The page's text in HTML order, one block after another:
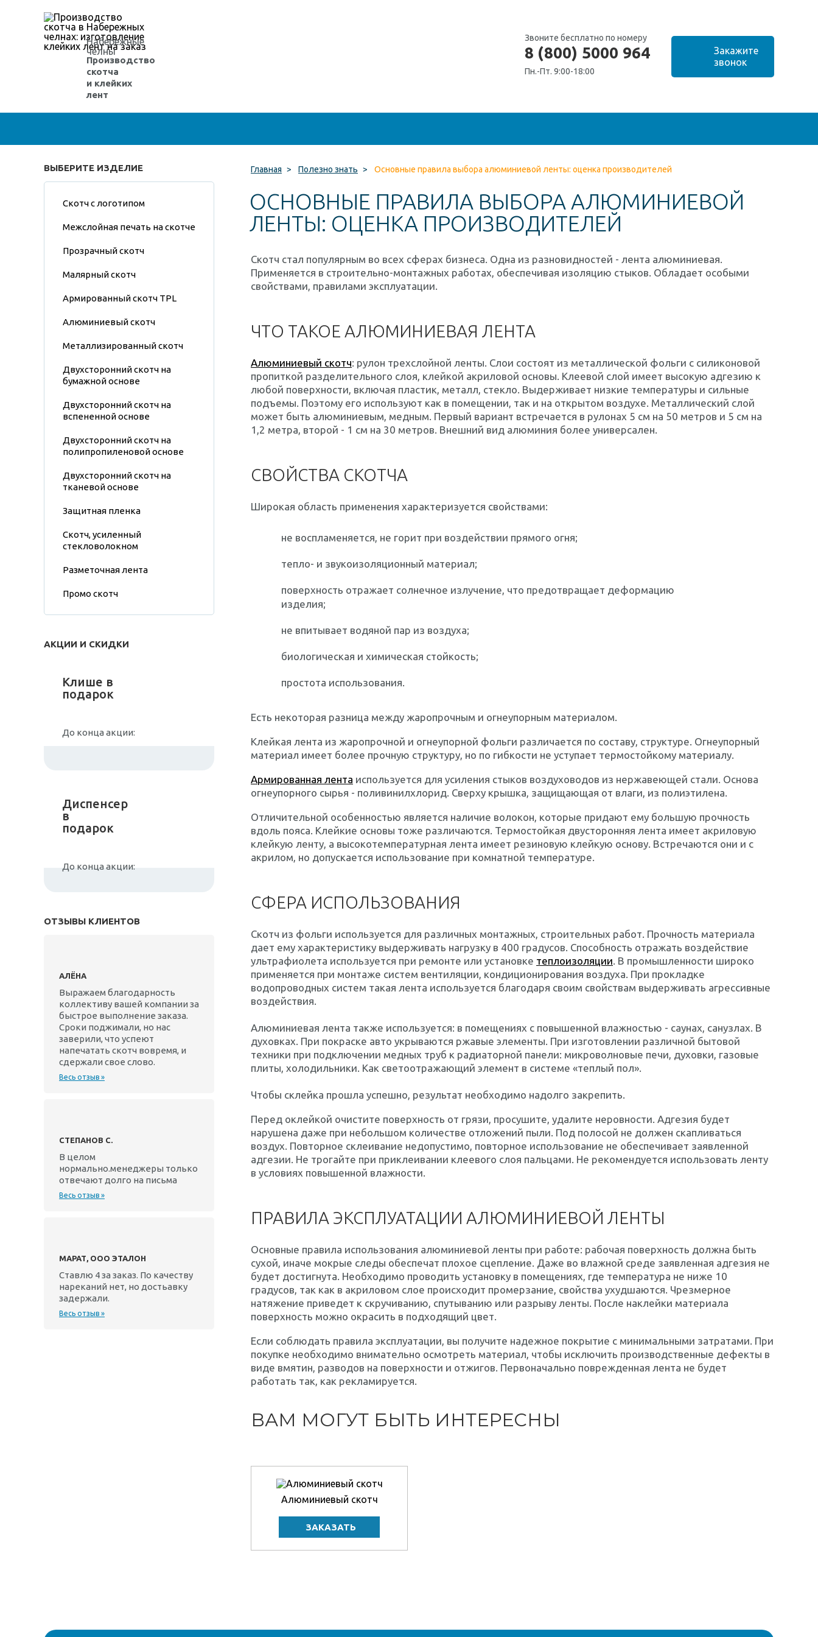
Набережные
челны
Производство
скотча
и клейких
лент
Звоните бесплатно по номеру
8 (800) 5000 964
Пн.-Пт. 9:00-18:00
ВЫБЕРИТЕ ИЗДЕЛИЕ
Скотч с логотипом
Межслойная печать на скотче
Прозрачный скотч
Малярный скотч
Армированный скотч TPL
Алюминиевый скотч
Металлизированный скотч
Двухсторонний скотч на
бумажной основе
Двухсторонний скотч на
вспененной основе
Двухсторонний скотч на
полипропиленовой основе
Двухсторонний скотч на
тканевой основе
Защитная пленка
Скотч, усиленный
стекловолокном
Разметочная лента
Промо скотч
АКЦИИ И СКИДКИ
Клише в
подарок
До конца акции:
Диспенсер
в
подарок
До конца акции:
ОТЗЫВЫ КЛИЕНТОВ
АЛЁНА
Выражаем благодарность
коллективу вашей компании за
быстрое выполнение заказа.
Сроки поджимали, но нас
заверили, что успеют
напечатать скотч вовремя, и
сдержали свое слово.
Весь отзыв »
СТЕПАНОВ С.
В целом
нормально.менеджеры только
отвечают долго на письма
Весь отзыв »
МАРАТ, ООО ЭТАЛОН
Ставлю 4 за заказ. По качеству
нареканий нет, но достьавку
задержали.
Весь отзыв »
Главная > Полезно знать > Основные правила выбора алюминиевой ленты: оценка производителей
ОСНОВНЫЕ ПРАВИЛА ВЫБОРА АЛЮМИНИЕВОЙ
ЛЕНТЫ: ОЦЕНКА ПРОИЗВОДИТЕЛЕЙ
Скотч стал популярным во всех сферах бизнеса. Одна из разновидностей - лента алюминиевая.
Применяется в строительно-монтажных работах, обеспечивая изоляцию стыков. Обладает особыми
свойствами, правилами эксплуатации.
ЧТО ТАКОЕ АЛЮМИНИЕВАЯ ЛЕНТА
Алюминиевый скотч: рулон трехслойной ленты. Слои состоят из металлической фольги с силиконовой
пропиткой разделительного слоя, клейкой акриловой основы. Клеевой слой имеет высокую адгезию к
любой поверхности, включая пластик, металл, стекло. Выдерживает низкие температуры и сильные
подъемы. Поэтому его используют как в помещении, так и на открытом воздухе. Металлический слой
может быть алюминиевым, медным. Первый вариант встречается в рулонах 5 см на 50 метров и 5 см на
1,2 метра, второй - 1 см на 30 метров. Внешний вид алюминия более универсален.
СВОЙСТВА СКОТЧА
Широкая область применения характеризуется свойствами:
не воспламеняется, не горит при воздействии прямого огня;
тепло- и звукоизоляционный материал;
поверхность отражает солнечное излучение, что предотвращает деформацию
изделия;
не впитывает водяной пар из воздуха;
биологическая и химическая стойкость;
простота использования.
Есть некоторая разница между жаропрочным и огнеупорным материалом.
Клейкая лента из жаропрочной и огнеупорной фольги различается по составу, структуре. Огнеупорный
материал имеет более прочную структуру, но по гибкости не уступает термостойкому материалу.
Армированная лента используется для усиления стыков воздуховодов из нержавеющей стали. Основа
огнеупорного сырья - поливинилхлорид. Сверху крышка, защищающая от влаги, из полиэтилена.
Отличительной особенностью является наличие волокон, которые придают ему большую прочность
вдоль пояса. Клейкие основы тоже различаются. Термостойкая двусторонняя лента имеет акриловую
клейкую ленту, а высокотемпературная лента имеет резиновую клейкую основу. Встречаются они и с
акрилом, но допускается использование при комнатной температуре.
СФЕРА ИСПОЛЬЗОВАНИЯ
Скотч из фольги используется для различных монтажных, строительных работ. Прочность материала
дает ему характеристику выдерживать нагрузку в 400 градусов. Способность отражать воздействие
ультрафиолета используется при ремонте или установке теплоизоляции. В промышленности широко
применяется при монтаже систем вентиляции, кондиционирования воздуха. При прокладке
водопроводных систем такая лента используется благодаря своим свойствам выдерживать агрессивные
воздействия.
Алюминиевая лента также используется: в помещениях с повышенной влажностью - саунах, санузлах. В
духовках. При покраске авто укрываются ржавые элементы. При изготовлении различной бытовой
техники при подключении медных труб к радиаторной панели: микроволновые печи, духовки, газовые
плиты, холодильники. Как светоотражающий элемент в системе «теплый пол».
Чтобы склейка прошла успешно, результат необходимо надолго закрепить.
Перед оклейкой очистите поверхность от грязи, просушите, удалите неровности. Адгезия будет
нарушена даже при небольшом количестве отложений пыли. Под полосой не должен скапливаться
воздух. Повторное склеивание недопустимо, повторное использование не обеспечивает заявленной
адгезии. Не трогайте при приклеивании клеевого слоя пальцами. Не рекомендуется использовать ленту
в условиях повышенной влажности.
ПРАВИЛА ЭКСПЛУАТАЦИИ АЛЮМИНИЕВОЙ ЛЕНТЫ
Основные правила использования алюминиевой ленты при работе: рабочая поверхность должна быть
сухой, иначе мокрые следы обеспечат плохое сцепление. Даже во влажной среде заявленная адгезия не
будет достигнута. Необходимо проводить установку в помещениях, где температура не ниже 10
градусов, так как в акриловом слое происходит промерзание, свойства ухудшаются. Чрезмерное
натяжение приведет к скручиванию, спутыванию или разрыву ленты. После наклейки материала
поверхность можно окрасить в подходящий цвет.
Если соблюдать правила эксплуатации, вы получите надежное покрытие с минимальными затратами. При
покупке необходимо внимательно осмотреть материал, чтобы исключить производственные дефекты в
виде вмятин, разводов на поверхности и отжигов. Первоначально поврежденная лента не будет
работать так, как рекламируется.
ВАМ МОГУТ БЫТЬ ИНТЕРЕСНЫ
Алюминиевый скотч